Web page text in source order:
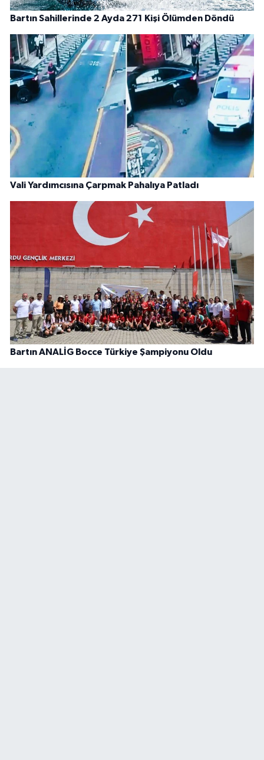
Bartın Sahillerinde 2 Ayda 271 Kişi Ölümden Döndü
Vali Yardımcısına Çarpmak Pahalıya Patladı
Bartın ANALİG Bocce Türkiye Şampiyonu Oldu